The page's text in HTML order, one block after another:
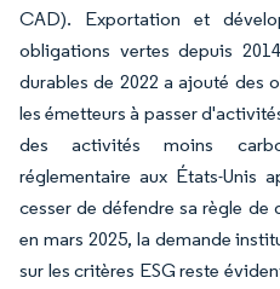
CAD). Exportation et
obligations vertes depuis
durables de 2022 a ajouté des
les émetteurs à passer
des activités moins
réglementaire aux États-Unis
cesser de défendre sa règle
en mars 2025, la demande
sur les critères ESG reste